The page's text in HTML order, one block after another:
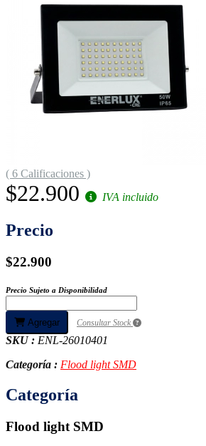
( 6 Calificaciones )
$22.900 IVA incluido
Precio
$22.900
Precio Sujeto a Disponibilidad
Agregar Consultar Stock
SKU : ENL-26010401
Categoría : Flood light SMD
Categoría
Flood light SMD